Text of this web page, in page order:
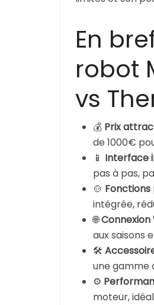
En
robot
vs
💰 Prix
de 1000€
📱 Interface
pas à pas,
🍲
intégrée,
🌐Connexion
aux saisons
🛠️
une gamme
⚙️
moteur,